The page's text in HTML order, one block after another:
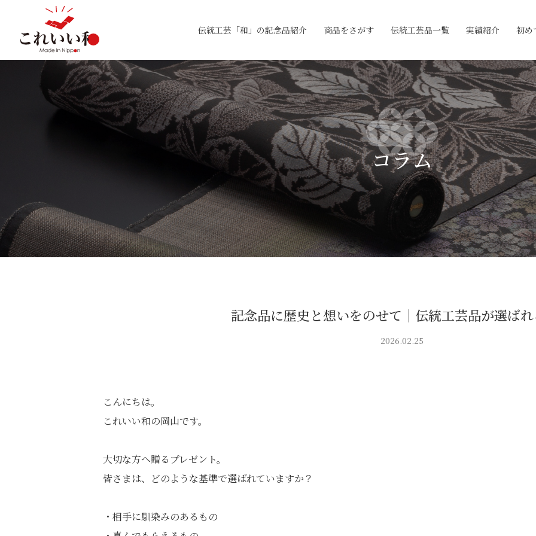
伝統工芸「和」の記念品紹介 商品をさがす 伝統工芸品一覧 実績紹介 初め
コラム
記念品に歴史と想いをのせて｜伝統工芸品が選ば
2026.02.25
こんにちは。
これいい和の岡山です。
大切な方へ贈るプレゼント。
皆さまは、どのような基準で選ばれていますか？
・相手に馴染みのあるもの